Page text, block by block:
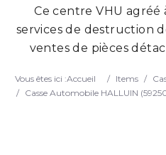
Search
Ce centre VHU agréé
services de destruction
ventes de pièces
Vous êtes ici :Accueil / Items /
/
Casse Automobile HALLUIN